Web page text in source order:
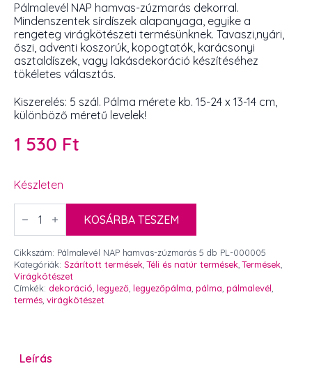
Pálmalevél NAP hamvas-zúzmarás dekorral.
Mindenszentek sírdíszek alapanyaga, egyike a
rengeteg virágkötészeti termésünknek. Tavaszi,nyári,
őszi, adventi koszorúk, kopogtatók, karácsonyi
asztaldíszek, vagy lakásdekoráció készítéséhez
tökéletes választás.
Kiszerelés: 5 szál. Pálma mérete kb. 15-24 x 13-14 cm,
különböző méretű levelek!
1 530 Ft
Készleten
Pálmalevél
NAP
5
db
mennyiség
KOSÁRBA TESZEM
Cikkszám: Pálmalevél NAP hamvas-zúzmarás 5 db PL-000005
Kategóriák: Szárított termések,Téli és natúr termések,Termések,
Virágkötészet
Címkék: dekoráció, legyező, legyezőpálma, pálma, pálmalevél,
termés, virágkötészet
Leírás